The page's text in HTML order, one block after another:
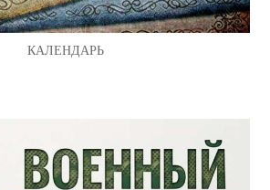
КАЛЕНДАРЬ